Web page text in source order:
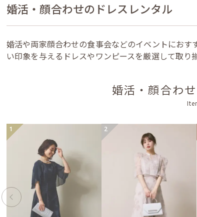
婚活・顔合わせのドレスレンタル
婚活や両家顔合わせの食事会などのイベントにお
い印象を与えるドレスやワンピースを厳選して取り
婚活・顔合わ
1
2